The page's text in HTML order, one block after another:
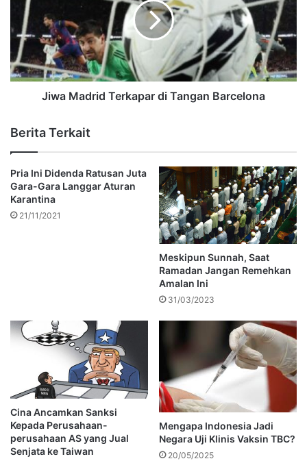
Jiwa Madrid Terkapar di Tangan Barcelona
Berita Terkait
Pria Ini Didenda Ratusan Juta
Gara-Gara Langgar Aturan
Karantina
21/11/2021
Meskipun Sunnah, Saat
Ramadan Jangan Remehkan
Amalan Ini
31/03/2023
Cina Ancamkan Sanksi
Kepada Perusahaan-
perusahaan AS yang Jual
Senjata ke Taiwan
Mengapa Indonesia Jadi
Negara Uji Klinis Vaksin TBC?
20/05/2025